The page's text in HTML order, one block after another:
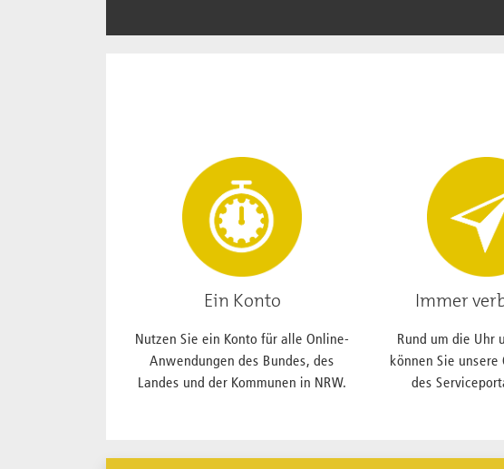
Ein Konto
Nutzen Sie ein Konto für alle Online-
Anwendungen des Bundes, des
Landes und der Kommunen in NRW.
Immer
Rund um die Uhr
können Sie unsere
des